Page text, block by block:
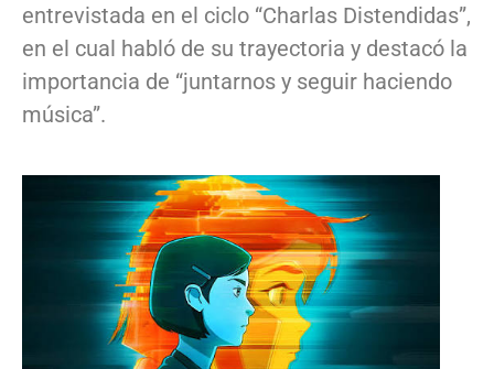
entrevistada en el ciclo “Charlas Distendidas”,
en el cual habló de su trayectoria y destacó la
importancia de “juntarnos y seguir haciendo
música”.